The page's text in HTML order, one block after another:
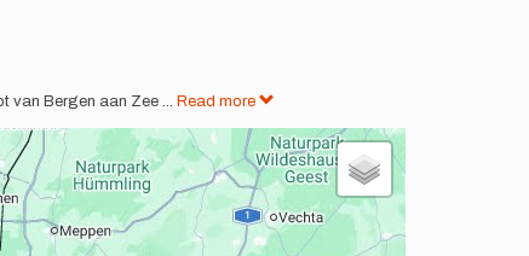
van Bergen aan Zee ... Read more